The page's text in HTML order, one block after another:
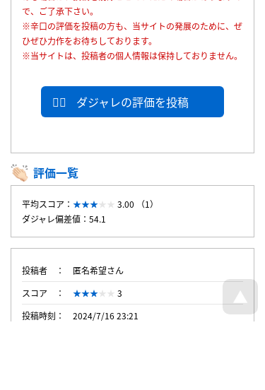
で、ご了承下さい。
※辛口の評価を投稿の方も、当サイトの発展のために、ぜ
ひぜひ力作をお待ちしております。
※当サイトは、投稿者の個人情報は保持しておりません。
ダジャレの評価を投稿
評価一覧
平均スコア：
3.00 （1）
ダジャレ偏差値：54.1
投稿者
匿名希望さん
スコア
3
投稿時刻
2024/7/16 23:21